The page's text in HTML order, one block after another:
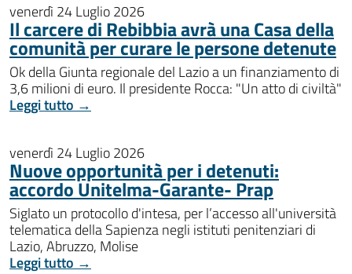
venerdì 24 Luglio 2026
Il carcere di Rebibbia avrà una Casa della
comunità per curare le persone detenute
Ok della Giunta regionale del Lazio a un finanziamento di
3,6 milioni di euro. Il presidente Rocca: "Un atto di civiltà"
Leggi tutto →
venerdì 24 Luglio 2026
Nuove opportunità per i detenuti:
accordo Unitelma-Garante- Prap
Siglato un protocollo d'intesa, per l’accesso all'università
telematica della Sapienza negli istituti penitenziari di
Lazio, Abruzzo, Molise
Leggi tutto →